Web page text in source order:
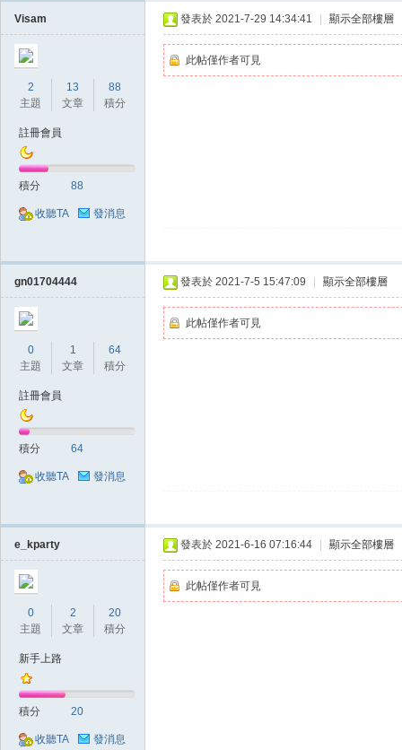
Visam
2
主題
13
文章
88
積分
註冊會員
積分 88
收聽TA 發消息
發表於 2021-7-29 14:34:41 顯示全部樓層
此帖僅作者可見
gn01704444
0
主題
1
文章
64
積分
註冊會員
積分 64
收聽TA 發消息
發表於 2021-7-5 15:47:09 顯示全部樓層
此帖僅作者可見
e_kparty
0
主題
2
文章
20
積分
新手上路
積分 20
收聽TA 發消息
發表於 2021-6-16 07:16:44 顯示全部樓層
此帖僅作者可見